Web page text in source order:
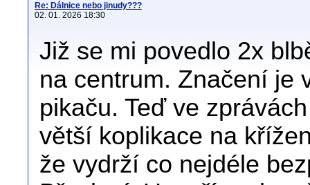
Re: Dálnice nebo jinudy???
02. 01. 2026 18:30
Již se mi povedlo 2x
na centrum. Značení je
pikaču. Teď ve
větší koplikace na
že vydrží co nejdéle